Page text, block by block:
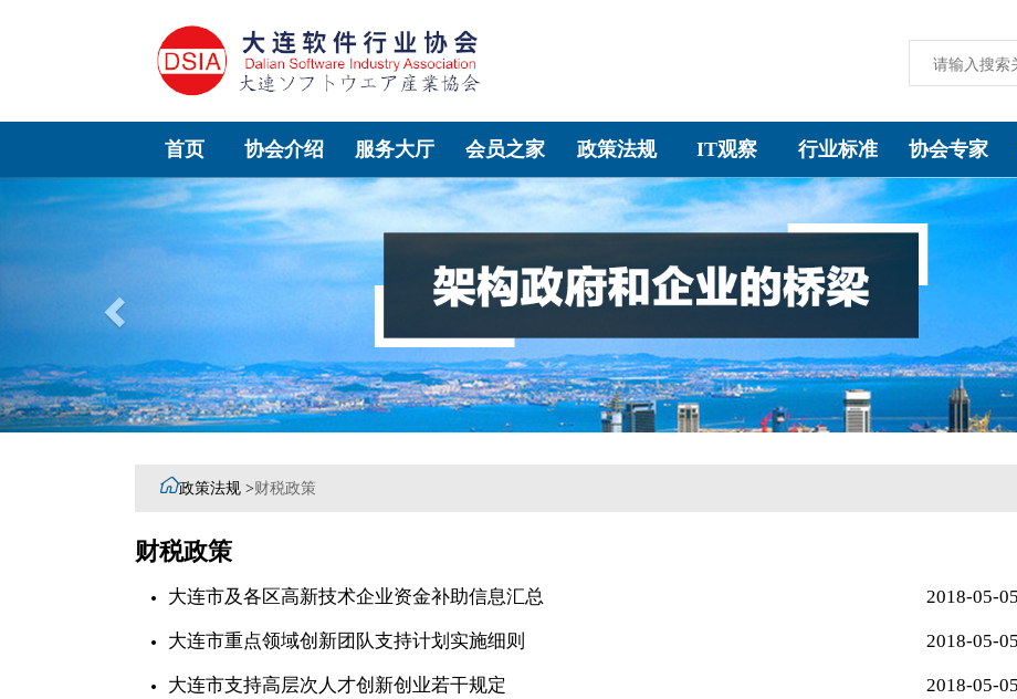
首页 协会介绍 服务大厅 会员之家 政策法规 IT观察 行业标准 协会专家
Previous
政策法规 >财税政策
财税政策
大连市及各区高新技术企业资金补助信息汇总 2018-05-05
大连市重点领域创新团队支持计划实施细则 2018-05-05
大连市支持高层次人才创新创业若干规定 2018-05-05